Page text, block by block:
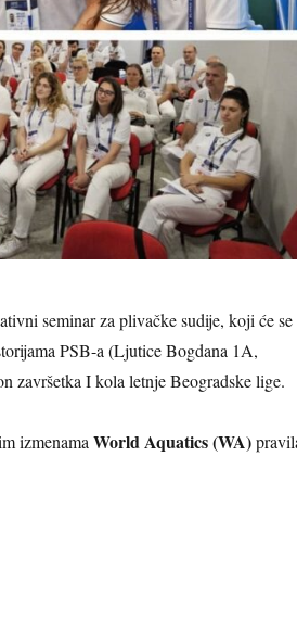
seminar za plivačke sudije, koji će se
PSB-a (Ljutice Bogdana 1A,
završetka I kola letnje Beogradske lige.
izmenamaWorld Aquatics (WA)
seminar o novim WA pravilima i